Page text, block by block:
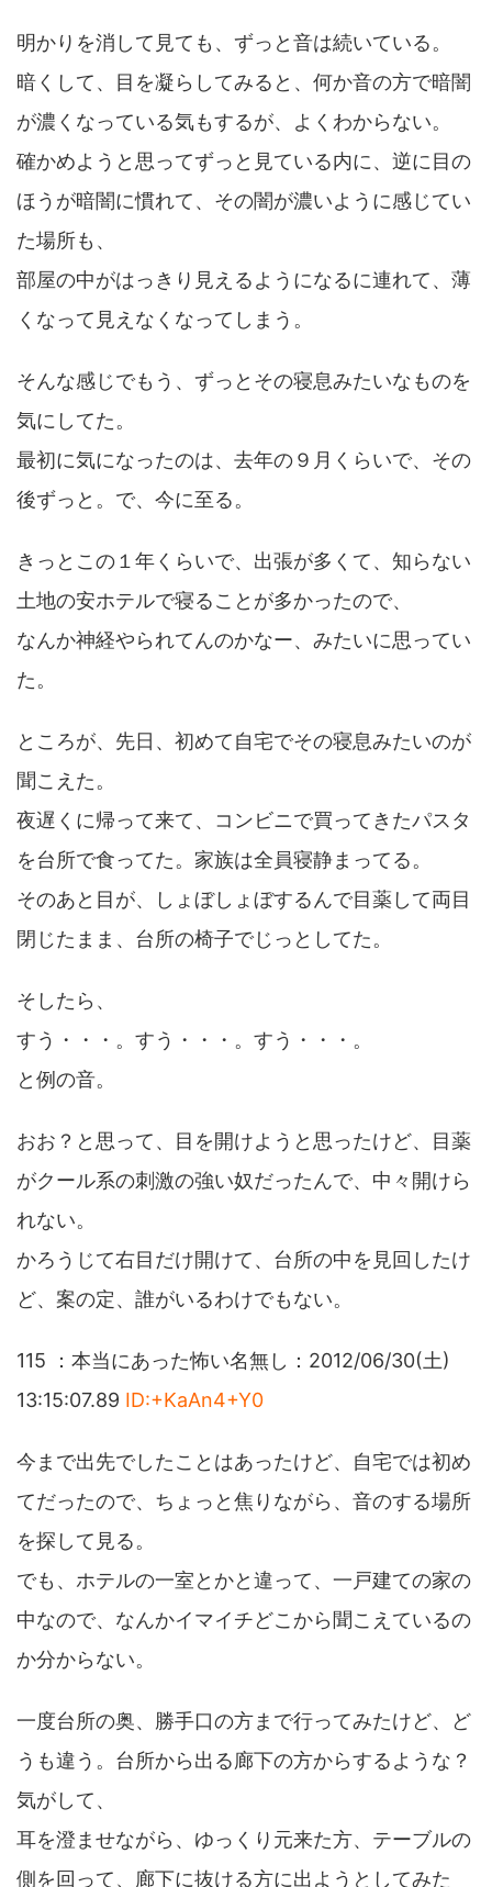
明かりを消して見ても、ずっと音は続いている。
暗くして、目を凝らしてみると、何か音の方で暗闇
が濃くなっている気もするが、よくわからない。
確かめようと思ってずっと見ている内に、逆に目の
ほうが暗闇に慣れて、その闇が濃いように感じてい
た場所も、
部屋の中がはっきり見えるようになるに連れて、薄
くなって見えなくなってしまう。
そんな感じでもう、ずっとその寝息みたいなものを
気にしてた。
最初に気になったのは、去年の９月くらいで、その
後ずっと。で、今に至る。
きっとこの１年くらいで、出張が多くて、知らない
土地の安ホテルで寝ることが多かったので、
なんか神経やられてんのかなー、みたいに思ってい
た。
ところが、先日、初めて自宅でその寝息みたいのが
聞こえた。
夜遅くに帰って来て、コンビニで買ってきたパスタ
を台所で食ってた。家族は全員寝静まってる。
そのあと目が、しょぼしょぼするんで目薬して両目
閉じたまま、台所の椅子でじっとしてた。
そしたら、
すう・・・。すう・・・。すう・・・。
と例の音。
おお？と思って、目を開けようと思ったけど、目薬
がクール系の刺激の強い奴だったんで、中々開けら
れない。
かろうじて右目だけ開けて、台所の中を見回したけ
ど、案の定、誰がいるわけでもない。
115 ：本当にあった怖い名無し：2012/06/30(土)
13:15:07.89 ID:+KaAn4+Y0
今まで出先でしたことはあったけど、自宅では初め
てだったので、ちょっと焦りながら、音のする場所
を探して見る。
でも、ホテルの一室とかと違って、一戸建ての家の
中なので、なんかイマイチどこから聞こえているの
か分からない。
一度台所の奥、勝手口の方まで行ってみたけど、ど
うも違う。台所から出る廊下の方からするような？
気がして、
耳を澄ませながら、ゆっくり元来た方、テーブルの
側を回って、廊下に抜ける方に出ようとしてみた